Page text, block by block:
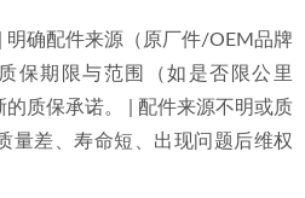
明确配件来源（原厂件/OEM品牌
保期限与范围（如是否限公里
质保承诺。 | 配件来源不明或质
量差、寿命短、出现问题后维权